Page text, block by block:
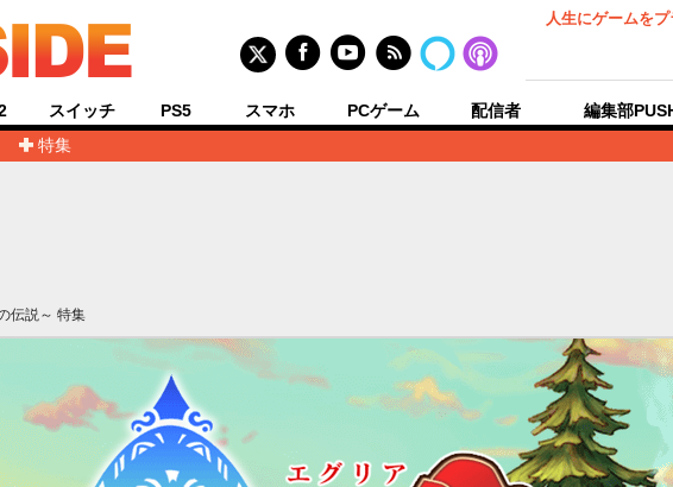
人生にゲームを
特集
スイッチ PS5 スマホ PCゲーム 配信者 編集部
伝説～ 特集